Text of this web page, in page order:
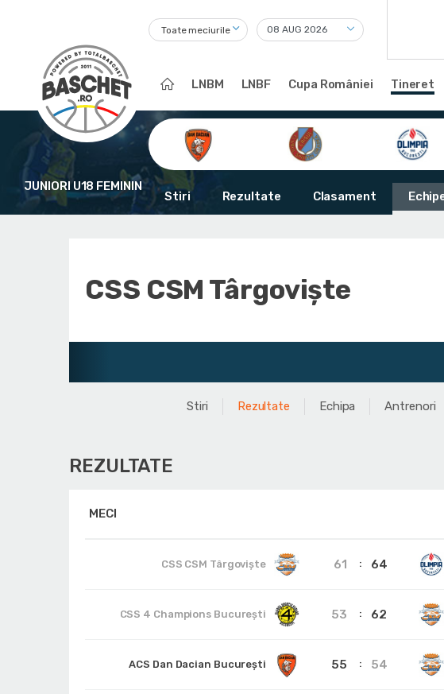
Toate meciurile
LNBM LNBF Cupa României Tineret
JUNIORI U18 FEMININ
Stiri Rezultate Clasament
CSS CSM Târgoviște
Stiri Rezultate Echipa Antrenori
REZULTATE
MECI
CSS CSM Târgoviște 61 64
CSS 4 Champions București 53 62
ACS Dan Dacian București 55 54